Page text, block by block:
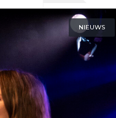
NIEUWS